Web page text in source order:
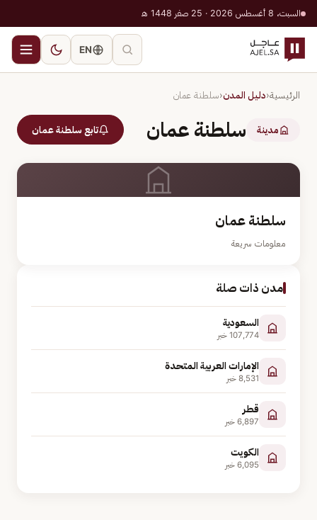
السبت، 8 أغسطس 2026 · 25 صفر 1448 هـ
EN
الرئيسية‹دليل المدن‹سلطنة عمان
مدينة سلطنة عمان تابع سلطنة عمان
سلطنة عمان
معلومات سريعة
مدن ذات صلة
السعودية
107,774 خبر
الإمارات العربية المتحدة
8,531 خبر
قطر
6,897 خبر
الكويت
6,095 خبر